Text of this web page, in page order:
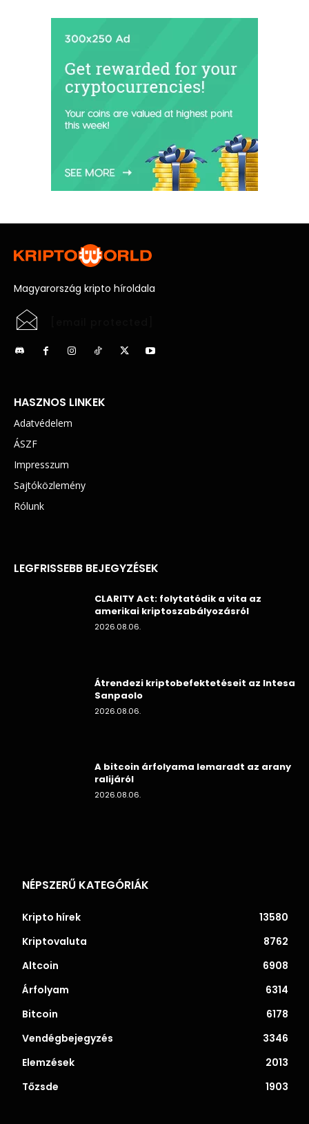
Magyarország kripto híroldala
HASZNOS LINKEK
Adatvédelem
ÁSZF
Impresszum
Sajtóközlemény
Rólunk
LEGFRISSEBB BEJEGYZÉSEK
CLARITY Act: folytatódik a vita az
amerikai kriptoszabályozásról
2026.08.06.
Átrendezi kriptobefektetéseit az Intesa
Sanpaolo
2026.08.06.
A bitcoin árfolyama lemaradt az arany
ralijáról
2026.08.06.
NÉPSZERŰ KATEGÓRIÁK
Kripto hírek
13580
Kriptovaluta
8762
Altcoin
6908
Árfolyam
6314
Bitcoin
6178
Vendégbejegyzés
3346
Elemzések
2013
Tőzsde
1903